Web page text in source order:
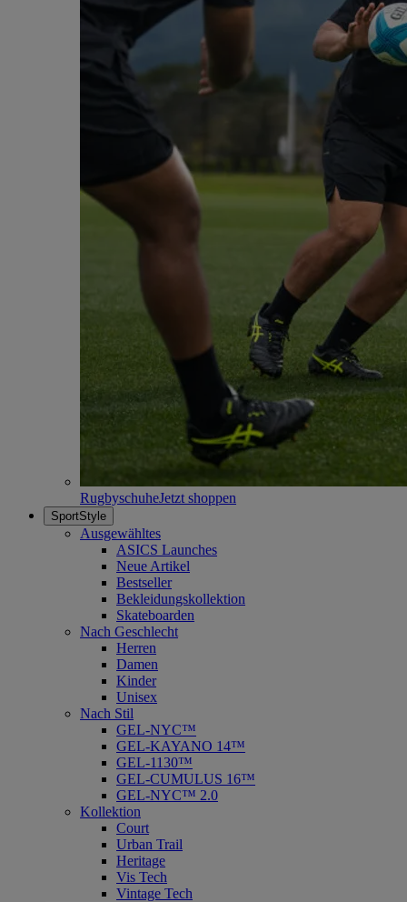
RugbyschuheJetzt shoppen
SportStyle
Ausgewähltes
ASICS Launches
Neue Artikel
Bestseller
Bekleidungskollektion
Skateboarden
Nach Geschlecht
Herren
Damen
Kinder
Unisex
Nach Stil
GEL-NYC™
GEL-KAYANO 14™
GEL-1130™
GEL-CUMULUS 16™
GEL-NYC™ 2.0
Kollektion
Court
Urban Trail
Heritage
Vis Tech
Vintage Tech